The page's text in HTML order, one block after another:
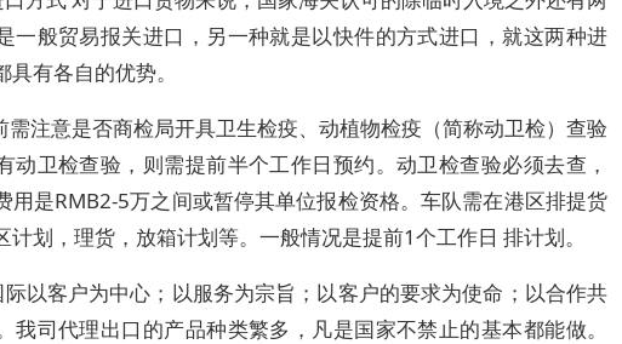
一般贸易报关进口，另一种就是以快件的方式进口，就这两种进
有各自的优势。
需注意是否商检局开具卫生检疫、动植物检疫（简称动卫检）查验
动卫检查验，则需提前半个工作日预约。动卫检查验必须去查，
用是RMB2-5万之间或暂停其单位报检资格。车队需在港区排提货
计划，理货，放箱计划等。一般情况是提前1个工作日 排计划。
以客户为中心；以服务为宗旨；以客户的要求为使命；以合作共
我司代理出口的产品种类繁多，凡是国家不禁止的基本都能做。